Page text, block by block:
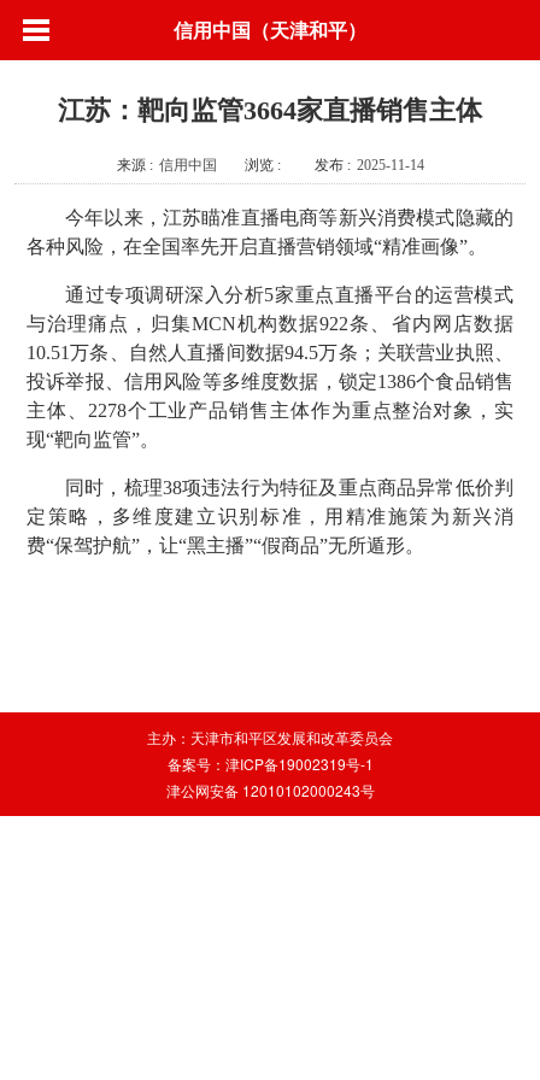
信用中国（天津和平）
江苏：靶向监管3664家直播销售主体
来源 : 信用中国 浏览 : 发布 : 2025-11-14
今年以来，江苏瞄准直播电商等新兴消费模式隐藏的
各种风险，在全国率先开启直播营销领域“精准画像”。
通过专项调研深入分析5家重点直播平台的运营模式
与治理痛点，归集MCN机构数据922条、省内网店数据
10.51万条、自然人直播间数据94.5万条；关联营业执照、
投诉举报、信用风险等多维度数据，锁定1386个食品销售
主体、2278个工业产品销售主体作为重点整治对象，实
现“靶向监管”。
同时，梳理38项违法行为特征及重点商品异常低价判
定策略，多维度建立识别标准，用精准施策为新兴消
费“保驾护航”，让“黑主播”“假商品”无所遁形。
主办：天津市和平区发展和改革委员会
备案号：津ICP备19002319号-1
津公网安备 12010102000243号